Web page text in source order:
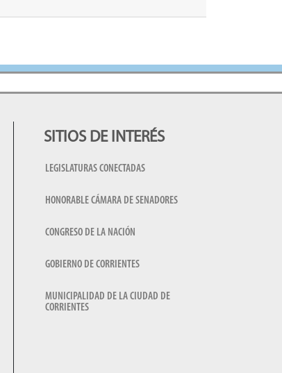
SITIOS DE INTERÉS
LEGISLATURAS CONECTADAS
HONORABLE CÁMARA DE SENADORES
CONGRESO DE LA NACIÓN
GOBIERNO DE CORRIENTES
MUNICIPALIDAD DE LA CIUDAD DE
CORRIENTES